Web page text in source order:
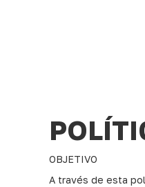
OBJETIVO
A través de esta